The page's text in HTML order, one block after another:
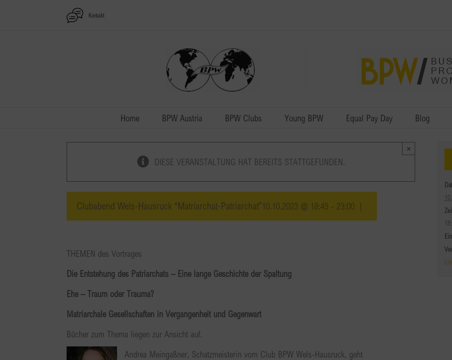
Kontakt
Home BPW Austria BPW Clubs Young BPW Equal Pay Day Blog
DIESE VERANSTALTUNG HAT BEREITS STATTGEFUNDEN.
×
Clubabend Wels-Hausruck “Matriarchat-Patriarchat”10.10.2023 @ 18:45 - 23:00
THEMEN des Vortrages
Die Entstehung des Patriarchats – Eine lange Geschichte der Spaltung
Ehe – Traum oder Trauma?
Matriarchale Gesellschaften in Vergangenheit und Gegenwart
Bücher zum Thema liegen zur Ansicht auf.
Andrea Meingaßner, Schatzmeisterin vom Club BPW Wels-Hausruck, geht